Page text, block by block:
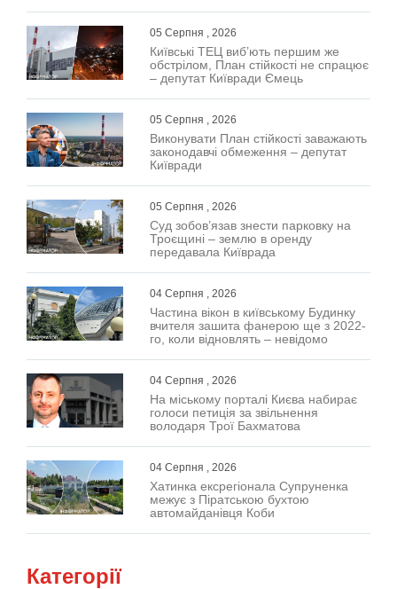
05 Серпня , 2026
Київські ТЕЦ виб’ють першим же
обстрілом, План стійкості не спрацює
– депутат Київради Ємець
05 Серпня , 2026
Виконувати План стійкості заважають
законодавчі обмеження – депутат
Київради
05 Серпня , 2026
Суд зобов’язав знести парковку на
Троєщині – землю в оренду
передавала Київрада
04 Серпня , 2026
Частина вікон в київському Будинку
вчителя зашита фанерою ще з 2022-
го, коли відновлять – невідомо
04 Серпня , 2026
На міському порталі Києва набирає
голоси петиція за звільнення
володаря Трої Бахматова
04 Серпня , 2026
Хатинка ексрегіонала Супруненка
межує з Піратською бухтою
автомайданівця Коби
Категорії